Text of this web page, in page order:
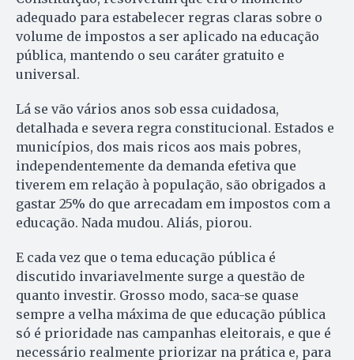
adequado para estabelecer regras claras sobre o
volume de impostos a ser aplicado na educação
pública, mantendo o seu caráter gratuito e
universal.
Lá se vão vários anos sob essa cuidadosa,
detalhada e severa regra constitucional. Estados e
municípios, dos mais ricos aos mais pobres,
independentemente da demanda efetiva que
tiverem em relação à população, são obrigados a
gastar 25% do que arrecadam em impostos com a
educação. Nada mudou. Aliás, piorou.
E cada vez que o tema educação pública é
discutido invariavelmente surge a questão de
quanto investir. Grosso modo, saca-se quase
sempre a velha máxima de que educação pública
só é prioridade nas campanhas eleitorais, e que é
necessário realmente priorizar na prática e, para